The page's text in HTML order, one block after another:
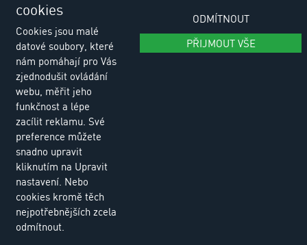
e-email: eurositex@eurositex.cz
Euro SITEX s.r.o.
K Podlesí 630, 261 01 Příbram VI
Česká republika
Zásady zpracování osobních údajů
© Copyright 2026 Euro SITEX |
cookies
Cookies jsou malé
datové soubory, které
nám pomáhají pro Vás
zjednodušit ovládání
webu, měřit jeho
funkčnost a lépe
zacílit reklamu. Své
preference můžete
snadno upravit
kliknutím na Upravit
nastavení. Nebo
cookies kromě těch
nejpotřebnějších zcela
odmítnout.
ODMÍTNOUT
PŘIJMOUT VŠE